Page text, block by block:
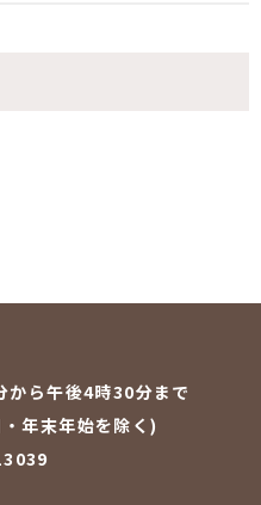
から午後4時30分まで
年末年始を除く)